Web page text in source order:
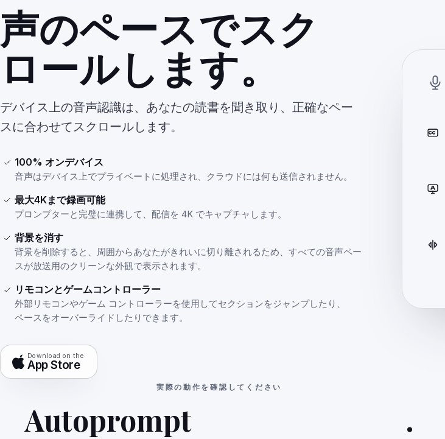
声のペースでスク
ロールします。
デバイス上の音声認識は、あなたの読書を聞き取り、正確なペー
スに合わせてスクロールします。
100% オンデバイス
音声はデバイス上でプライベートに処理され、クラウドには何も送信されません。
最大4Kまで録画可能
プロンプターと完璧に連携して、配信を 4K でキャプチャします。
背景を消す
背景を削除すると、周囲からあなたがきれいに切り離されるため、すべての音声ペー
スが放送用のクリーンな外観で表示されます。
リモコンとゲームコントローラー
外部リモコンやゲーム コントローラーを使用してセクションをジャンプしたり、
ペースをオーバーライドしたりできます。
Download on the
App Store
実際の動作を確認してください
Autoprompt .